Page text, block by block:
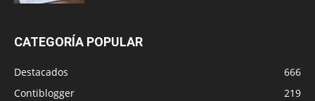
CATEGORÍA POPULAR
Destacados
666
Contiblogger
219